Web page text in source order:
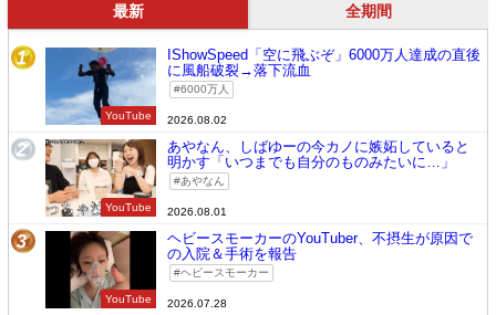
最新 全期間
1
YouTube
IShowSpeed「空に飛ぶぞ」6000万人達成の直後
に風船破裂→落下流血
6000万人
2026.08.02
2
YouTube
あやなん、しばゆーの今カノに嫉妬していると
明かす「いつまでも自分のものみたいに…」
あやなん
2026.08.01
3
YouTube
ヘビースモーカーのYouTuber、不摂生が原因で
の入院＆手術を報告
ヘビースモーカー
2026.07.28